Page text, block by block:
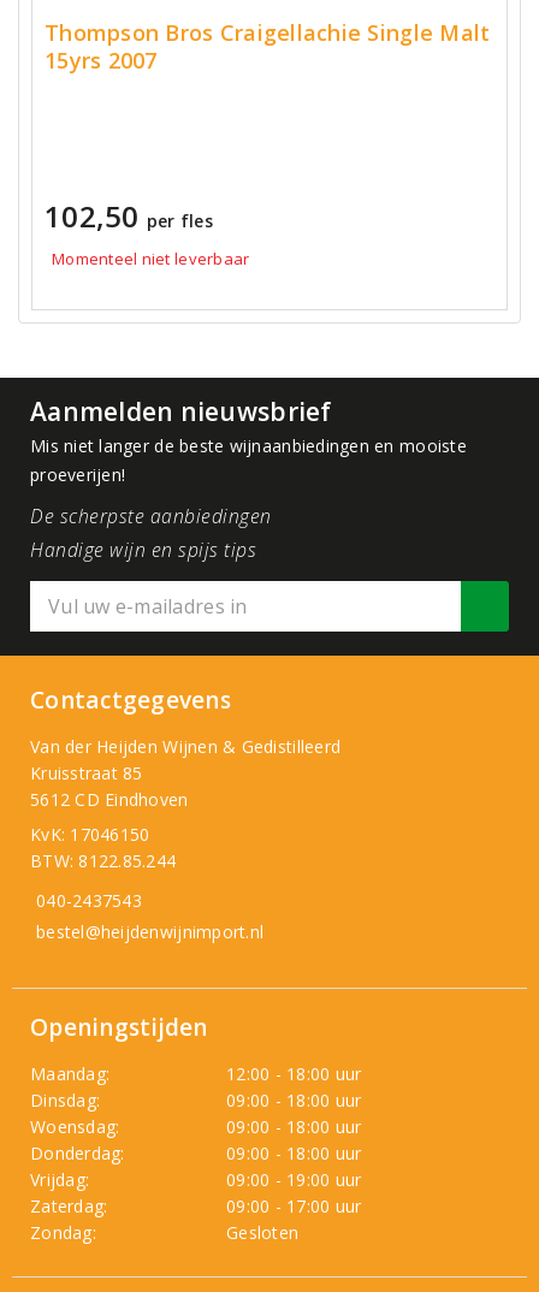
Thompson Bros Craigellachie Single Malt
15yrs 2007
102,50 per fles
Momenteel niet leverbaar
Aanmelden nieuwsbrief
Mis niet langer de beste wijnaanbiedingen en mooiste
proeverijen!
De scherpste aanbiedingen
Handige wijn en spijs tips
Contactgegevens
Van der Heijden Wijnen & Gedistilleerd
Kruisstraat 85
5612 CD Eindhoven
KvK: 17046150
BTW: 8122.85.244
040-2437543
bestel@heijdenwijnimport.nl
Openingstijden
Maandag:
12:00 - 18:00 uur
Dinsdag:
09:00 - 18:00 uur
Woensdag:
09:00 - 18:00 uur
Donderdag:
09:00 - 18:00 uur
Vrijdag:
09:00 - 19:00 uur
Zaterdag:
09:00 - 17:00 uur
Zondag:
Gesloten